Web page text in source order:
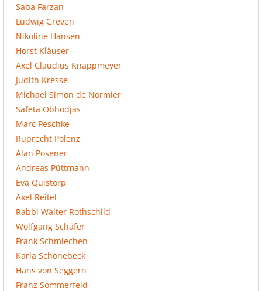
Saba Farzan
Ludwig Greven
Nikoline Hansen
Horst Kläuser
Axel Claudius Knappmeyer
Judith Kresse
Michael Simon de Normier
Safeta Obhodjas
Marc Peschke
Ruprecht Polenz
Alan Posener
Andreas Püttmann
Eva Quistorp
Axel Reitel
Rabbi Walter Rothschild
Wolfgang Schäfer
Frank Schmiechen
Karla Schönebeck
Hans von Seggern
Franz Sommerfeld